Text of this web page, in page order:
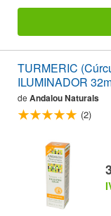
TURMERIC
ILUMINADOR
de Andalou Naturals
(2)